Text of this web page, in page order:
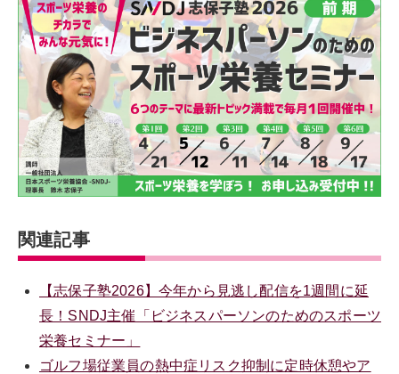
関連記事
【志保子塾2026】今年から見逃し配信を1週間に延
長！SNDJ主催「ビジネスパーソンのためのスポーツ
栄養セミナー」
ゴルフ場従業員の熱中症リスク抑制に定時休憩やア